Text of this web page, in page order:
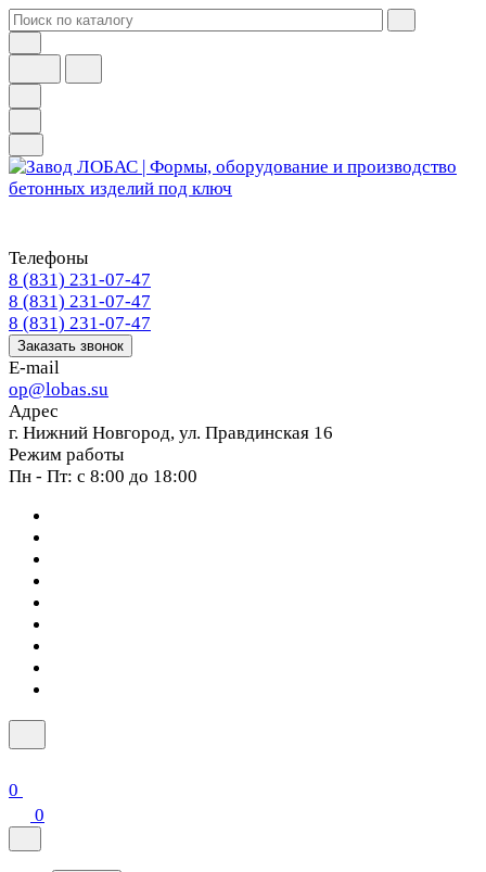
Телефоны
8 (831) 231-07-47
8 (831) 231-07-47
8 (831) 231-07-47
Заказать звонок
E-mail
op@lobas.su
Адрес
г. Нижний Новгород, ул. Правдинская 16
Режим работы
Пн - Пт: с 8:00 до 18:00
0
0